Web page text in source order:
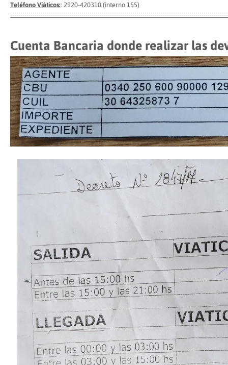
Teléfono Viáticos:: 2920-420310 (interno 155)
Cuenta Bancaria donde realizar las